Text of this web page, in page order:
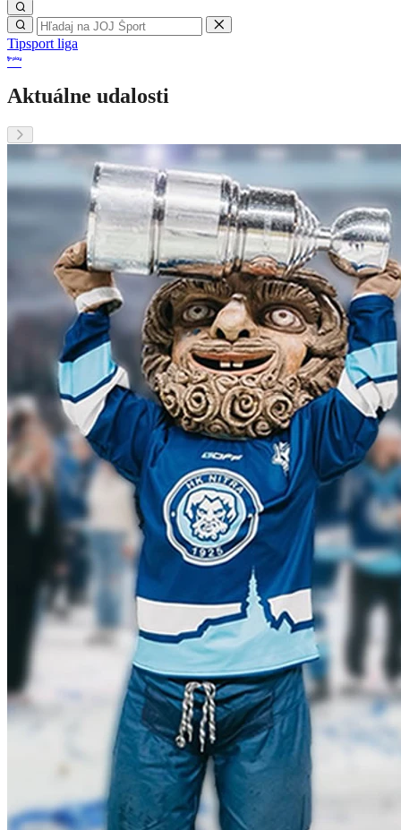
Tipsport liga
Aktuálne udalosti